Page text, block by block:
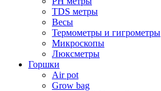
TDS метры
Весы
Термометры и гигрометры
Микроскопы
Люксметры
Горшки
Air pot
Grow bag